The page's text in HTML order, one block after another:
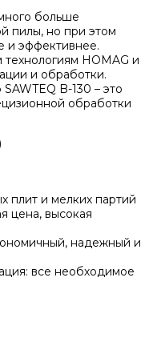
больше
пилы, но при этом
и эффективнее.
HOMAG и
и обработки.
B-130 – это
обработки
плит и мелких партий
цена, высокая
надежный и
все необходимое